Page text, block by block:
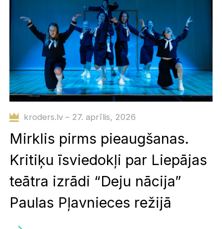
kroders.lv – 27. aprīlis, 2026
Mirklis pirms pieaugšanas.
Kritiķu īsviedokļi par Liepājas
teātra izrādi “Deju nācija”
Paulas Pļavnieces režijā